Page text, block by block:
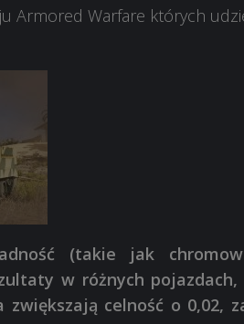
Armored Warfare których
(takie jak
w różnych pojazdach,
zwiększają celność o 0,02,